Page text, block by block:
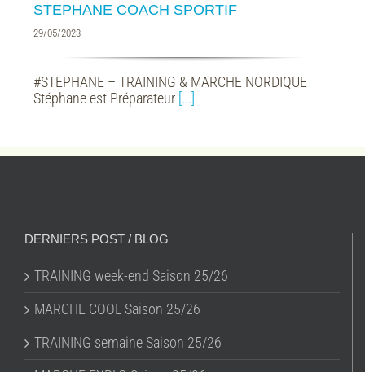
STEPHANE COACH SPORTIF
29/05/2023
#STEPHANE – TRAINING & MARCHE NORDIQUE
Stéphane est Préparateur [...]
DERNIERS POST / BLOG
TRAINING week-end Saison 25/26
MARCHE COOL Saison 25/26
TRAINING semaine Saison 25/26